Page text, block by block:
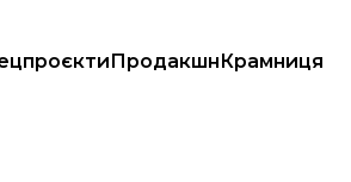
ПродакшнКрамниця
рф спонсором тероризму — ISW